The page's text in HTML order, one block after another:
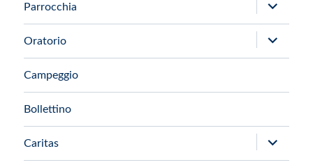
Parrocchia
apri
i
menu
Oratorio
apri
i
Campeggio
Bollettino
Caritas
apri
i